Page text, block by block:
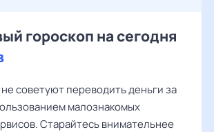
гороскоп на сегодня
советуют переводить деньги за
малознакомых
Старайтесь внимательнее